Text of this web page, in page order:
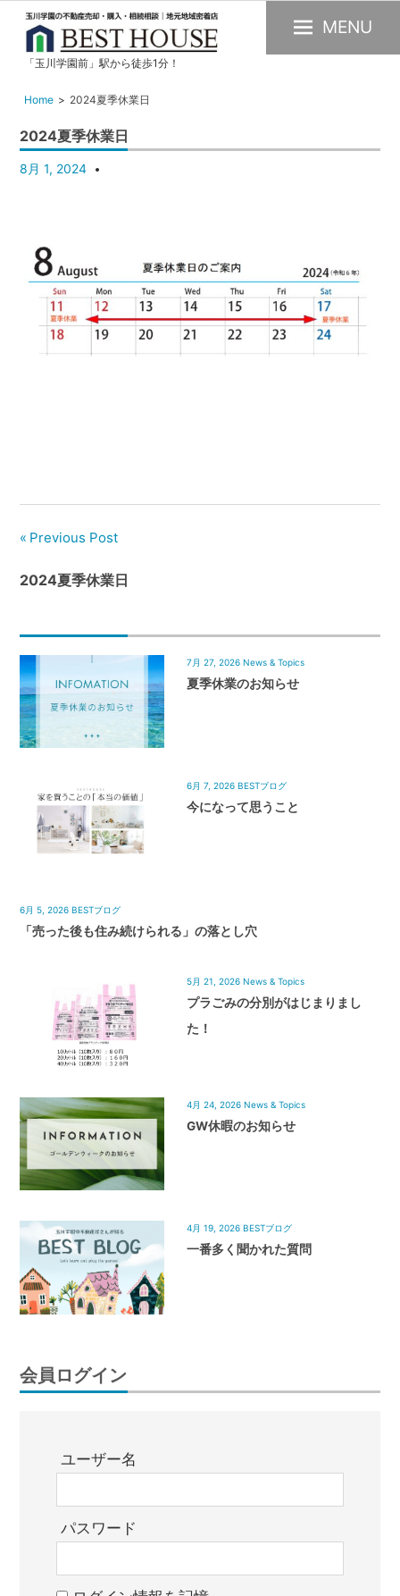
玉
川
園
の
購
入・
却・
域
密
BEST
「玉川学園前」駅から徒歩1分！
MENU
Home 2024夏季休業日
2024夏季休業日
8月 1, 2024
Previous Post
2024夏季休業日
7月 27, 2026 News & Topics
夏季休業のお知らせ
6月 7, 2026 BESTブログ
今になって思うこと
6月 5, 2026 BESTブログ
「売った後も住み続けられる」の落とし穴
5月 21, 2026 News & Topics
プラごみの分別がはじまりまし
た！
4月 24, 2026 News & Topics
GW休暇のお知らせ
4月 19, 2026 BESTブログ
一番多く聞かれた質問
会員ログイン
ユーザー名
パスワード